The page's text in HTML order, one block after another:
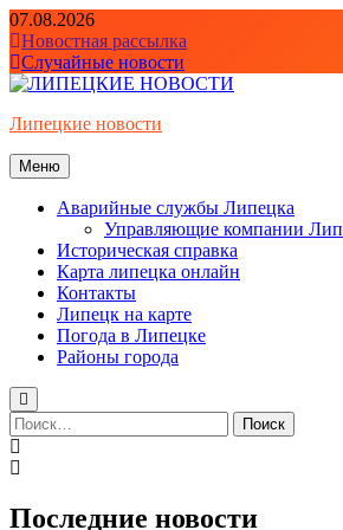
Перейти
к
содержимому
07.08.2026
Новостная рассылка
Случайные новости
Липецкие новости
Меню
Аварийные службы Липецка
Управляющие компании
Историческая справка
Карта липецка онлайн
Контакты
Липецк на карте
Погода в Липецке
Районы города
Найти:
Последние новости